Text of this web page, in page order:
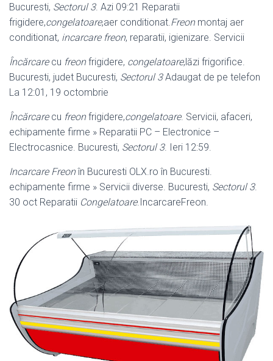
Bucuresti, Sectorul 3. Azi 09:21 Reparatii
frigidere,congelatoare,aer conditionat.Freonmontaj aer
conditionat, incarcare freon, reparatii, igienizare. Servicii
Încărcarecu freonfrigidere, congelatoare,lăzi frigorifice.
Bucuresti, judet Bucuresti, Sectorul 3Adaugat de pe telefon
La 12:01, 19 octombrie
Încărcarecu freonfrigidere,congelatoare. Servicii, afaceri,
echipamente firme » Reparatii PC – Electronice –
Electrocasnice. Bucuresti, Sectorul 3. Ieri 12:59.
Incarcare Freonîn Bucuresti OLX.ro în Bucuresti.
echipamente firme » Servicii diverse. Bucuresti, Sectorul 3.
30 oct Reparatii Congelatoare.IncarcareFreon.